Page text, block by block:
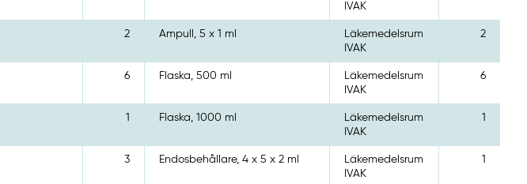
IVAK
2 Ampull, 5 x 1 ml
Läkemedelsrum
IVAK
2
6 Flaska, 500 ml
Läkemedelsrum
IVAK
6
1 Flaska, 1000 ml
Läkemedelsrum
IVAK
1
3 Endosbehållare, 4 x 5 x 2 ml
Läkemedelsrum
IVAK
1